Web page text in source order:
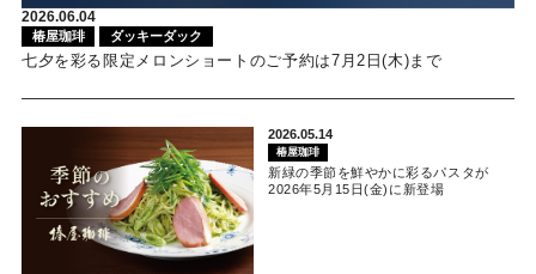
2026.06.04
椿屋珈琲 ダッキーダック
七夕を彩る限定メロンショートのご予約は7月2日(木)まで
2026.05.14
椿屋珈琲
新緑の季節を鮮やかに彩るパスタが
2026年5月15日(金)に新登場